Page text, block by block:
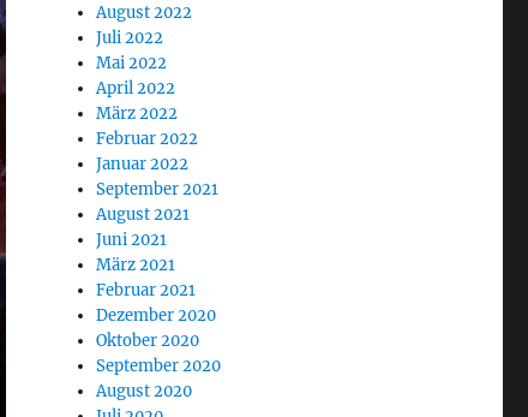
August 2022
Juli 2022
Mai 2022
April 2022
März 2022
Februar 2022
Januar 2022
September 2021
August 2021
Juni 2021
März 2021
Februar 2021
Dezember 2020
Oktober 2020
September 2020
August 2020